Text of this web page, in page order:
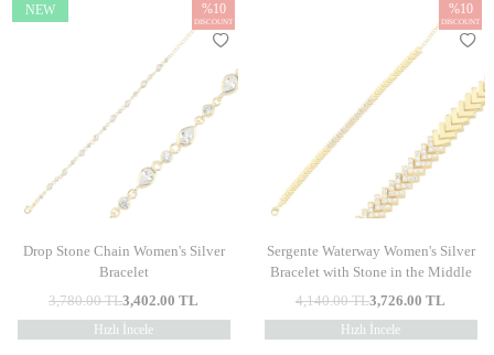
NEW %10
DISCOUNT
Drop Stone Chain Women's Silver
Bracelet
3,780.00TL3,402.00 TL
Hızlı İncele
%10
DISCOUNT
Sergente Waterway Women's Silver
Bracelet with Stone in the Middle
4,140.00TL3,726.00 TL
Hızlı İncele